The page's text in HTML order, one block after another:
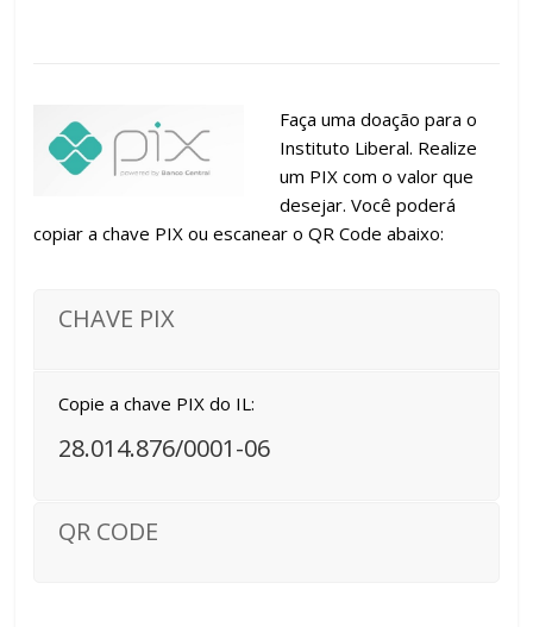
Faça uma doação para o
Instituto Liberal. Realize
um PIX com o valor que
desejar. Você poderá
copiar a chave PIX ou escanear o QR Code abaixo:
CHAVE PIX
Copie a chave PIX do IL:
28.014.876/0001-06
QR CODE